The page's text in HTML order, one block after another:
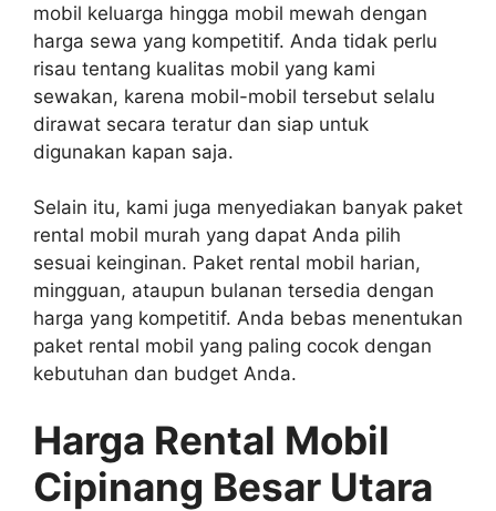
mobil keluarga hingga mobil mewah dengan
harga sewa yang kompetitif. Anda tidak perlu
risau tentang kualitas mobil yang kami
sewakan, karena mobil-mobil tersebut selalu
dirawat secara teratur dan siap untuk
digunakan kapan saja.
Selain itu, kami juga menyediakan banyak paket
rental mobil murah yang dapat Anda pilih
sesuai keinginan. Paket rental mobil harian,
mingguan, ataupun bulanan tersedia dengan
harga yang kompetitif. Anda bebas menentukan
paket rental mobil yang paling cocok dengan
kebutuhan dan budget Anda.
Harga Rental Mobil
Cipinang Besar Utara